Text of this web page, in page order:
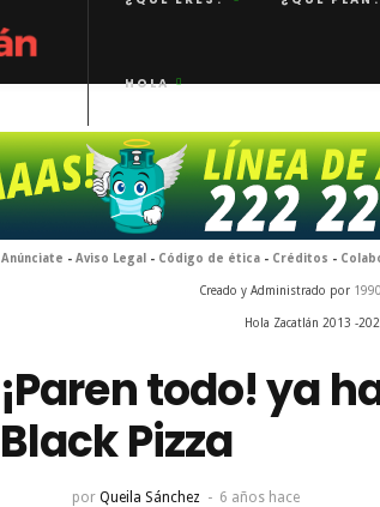
HOLA
Anúnciate - Aviso Legal - Código de ética - Créditos -
Creado y Administrado por
Hola Zacatlán 2013 -
¡Paren todo! ya
Black Pizza
por Queila Sánchez
6 años hace